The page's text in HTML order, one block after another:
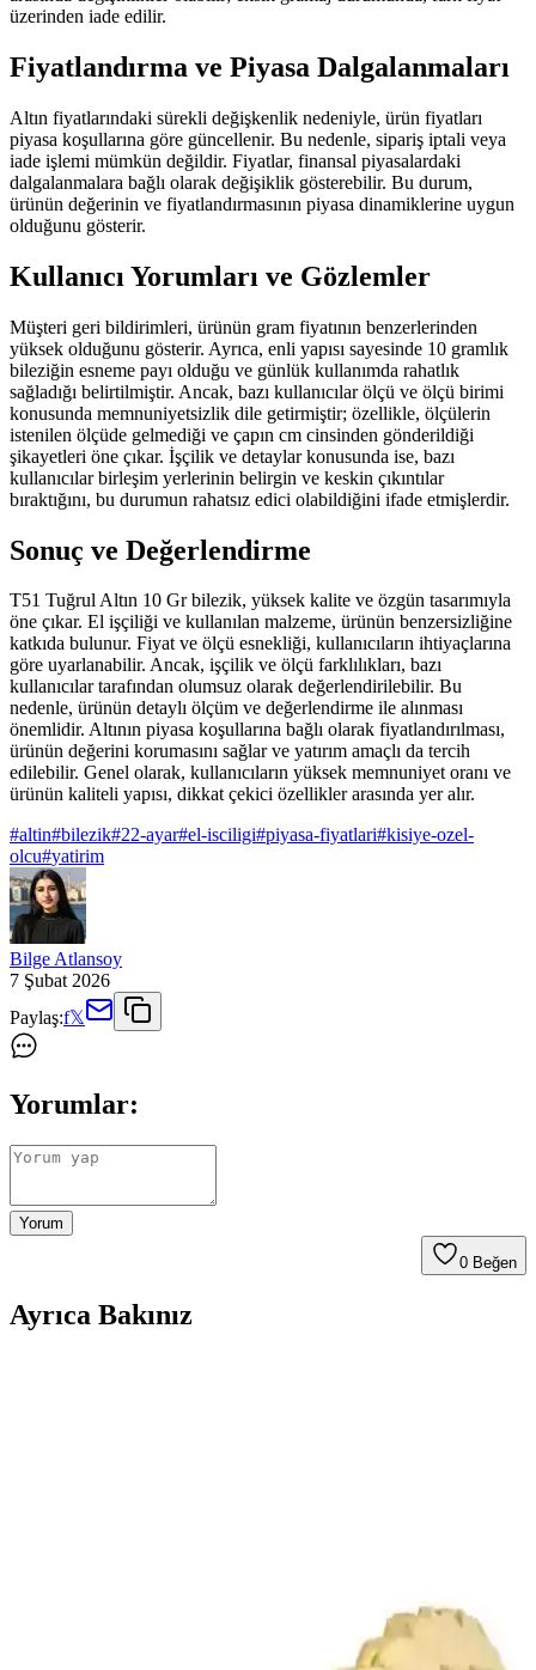
üzerinden iade edilir.
Fiyatlandırma ve Piyasa Dalgalanmaları
Altın fiyatlarındaki sürekli değişkenlik nedeniyle, ürün fiyatları
piyasa koşullarına göre güncellenir. Bu nedenle, sipariş iptali veya
iade işlemi mümkün değildir. Fiyatlar, finansal piyasalardaki
dalgalanmalara bağlı olarak değişiklik gösterebilir. Bu durum,
ürünün değerinin ve fiyatlandırmasının piyasa dinamiklerine uygun
olduğunu gösterir.
Kullanıcı Yorumları ve Gözlemler
Müşteri geri bildirimleri, ürünün gram fiyatının benzerlerinden
yüksek olduğunu gösterir. Ayrıca, enli yapısı sayesinde 10 gramlık
bileziğin esneme payı olduğu ve günlük kullanımda rahatlık
sağladığı belirtilmiştir. Ancak, bazı kullanıcılar ölçü ve ölçü birimi
konusunda memnuniyetsizlik dile getirmiştir; özellikle, ölçülerin
istenilen ölçüde gelmediği ve çapın cm cinsinden gönderildiği
şikayetleri öne çıkar. İşçilik ve detaylar konusunda ise, bazı
kullanıcılar birleşim yerlerinin belirgin ve keskin çıkıntılar
bıraktığını, bu durumun rahatsız edici olabildiğini ifade etmişlerdir.
Sonuç ve Değerlendirme
T51 Tuğrul Altın 10 Gr bilezik, yüksek kalite ve özgün tasarımıyla
öne çıkar. El işçiliği ve kullanılan malzeme, ürünün benzersizliğine
katkıda bulunur. Fiyat ve ölçü esnekliği, kullanıcıların ihtiyaçlarına
göre uyarlanabilir. Ancak, işçilik ve ölçü farklılıkları, bazı
kullanıcılar tarafından olumsuz olarak değerlendirilebilir. Bu
nedenle, ürünün detaylı ölçüm ve değerlendirme ile alınması
önemlidir. Altının piyasa koşullarına bağlı olarak fiyatlandırılması,
ürünün değerini korumasını sağlar ve yatırım amaçlı da tercih
edilebilir. Genel olarak, kullanıcıların yüksek memnuniyet oranı ve
ürünün kaliteli yapısı, dikkat çekici özellikler arasında yer alır.
#altin#bilezik#22-ayar#el-isciligi#piyasa-fiyatlari#kisiye-ozel-
olcu#yatirim
Bilge Atlansoy
7 Şubat 2026
Paylaş:f𝕏
Yorumlar:
Yorum
0 Beğen
Ayrıca Bakınız
Fiyonk Kuyumculuk'un 14 ayar altın mini kuzey yıldızı kolye ucu,